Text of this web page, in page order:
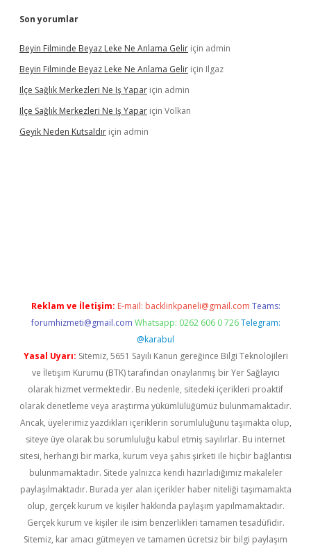
Son yorumlar
Beyin Filminde Beyaz Leke Ne Anlama Gelir için admin
Beyin Filminde Beyaz Leke Ne Anlama Gelir için Ilgaz
Ilçe Sağlık Merkezleri Ne Iş Yapar için admin
Ilçe Sağlık Merkezleri Ne Iş Yapar için Volkan
Geyik Neden Kutsaldır için admin
Reklam ve İletişim: E-mail: backlinkpaneli@gmail.com Teams:
forumhizmeti@gmail.com Whatsapp: 0262 606 0 726 Telegram:
@karabul
Yasal Uyarı: Sitemiz, 5651 Sayılı Kanun gereğince Bilgi Teknolojileri
ve İletişim Kurumu (BTK) tarafından onaylanmış bir Yer Sağlayıcı
olarak hizmet vermektedir. Bu nedenle, sitedeki içerikleri proaktif
olarak denetleme veya araştırma yükümlülüğümüz bulunmamaktadır.
Ancak, üyelerimiz yazdıkları içeriklerin sorumluluğunu taşımakta olup,
siteye üye olarak bu sorumluluğu kabul etmiş sayılırlar. Bu internet
sitesi, herhangi bir marka, kurum veya şahıs şirketi ile hiçbir bağlantısı
bulunmamaktadır. Sitede yalnızca kendi hazırladığımız makaleler
paylaşılmaktadır. Burada yer alan içerikler haber niteliği taşımamakta
olup, gerçek kurum ve kişiler hakkında paylaşım yapılmamaktadır.
Gerçek kurum ve kişiler ile isim benzerlikleri tamamen tesadüfidir.
Sitemiz, kar amacı gütmeyen ve tamamen ücretsiz bir bilgi paylaşım